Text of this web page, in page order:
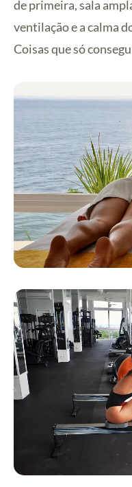
de primeira, sala
ventilação e a calma
Coisas que só